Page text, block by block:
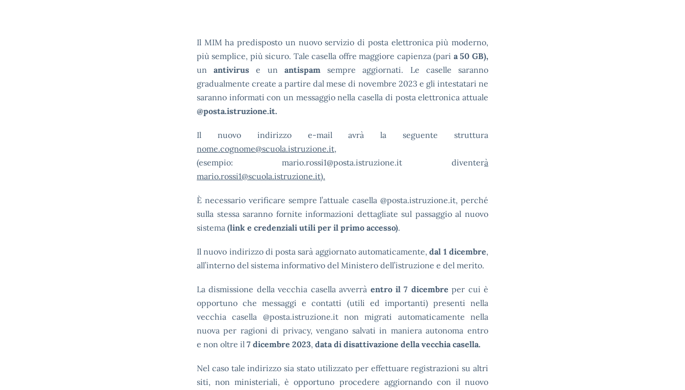
Il MIM ha predisposto un nuovo servizio di posta elettronica più moderno,
più semplice, più sicuro. Tale casella offre maggiore capienza (pari a 50 GB),
unantiviruse un antispamsempre aggiornati. Le caselle saranno
gradualmente create a partire dal mese di novembre 2023 e gli intestatari ne
saranno informati con un messaggio nella casella di posta elettronica attuale
@posta.istruzione.it.
Il nuovo indirizzo e-mail avrà la seguente struttura
nome.cognome@scuola.istruzione.it,
(esempio: mario.rossi1@posta.istruzione.it diventerà
mario.rossi1@scuola.istruzione.it).
È necessario verificare sempre l’attuale casella @posta.istruzione.it, perché
sulla stessa saranno fornite informazioni dettagliate sul passaggio al nuovo
sistema (link e credenziali utili per il primo accesso).
Il nuovo indirizzo di posta sarà aggiornato automaticamente,dal 1 dicembre,
all’interno del sistema informativo del Ministero dell’istruzione e del merito.
La dismissione della vecchia casella avverrà entro il 7 dicembreper cui è
opportuno che messaggi e contatti (utili ed importanti) presenti nella
vecchia casella @posta.istruzione.it non migrati automaticamente nella
nuova per ragioni di privacy, vengano salvati in maniera autonoma entro
e non oltre il 7 dicembre 2023, data di disattivazione della vecchia casella.
Nel caso tale indirizzo sia stato utilizzato per effettuare registrazioni su altri
siti, non ministeriali, è opportuno procedere aggiornando con il nuovo